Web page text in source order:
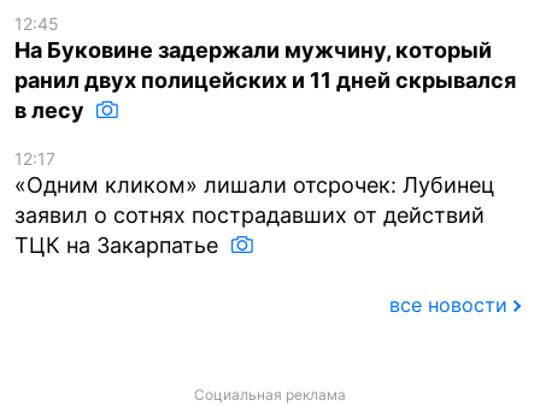
12:45
На Буковине задержали мужчину, который
ранил двух полицейских и 11 дней скрывался
в лесу
12:17
«Одним кликом» лишали отсрочек: Лубинец
заявил о сотнях пострадавших от действий
ТЦК на Закарпатье
все новости
Социальная реклама